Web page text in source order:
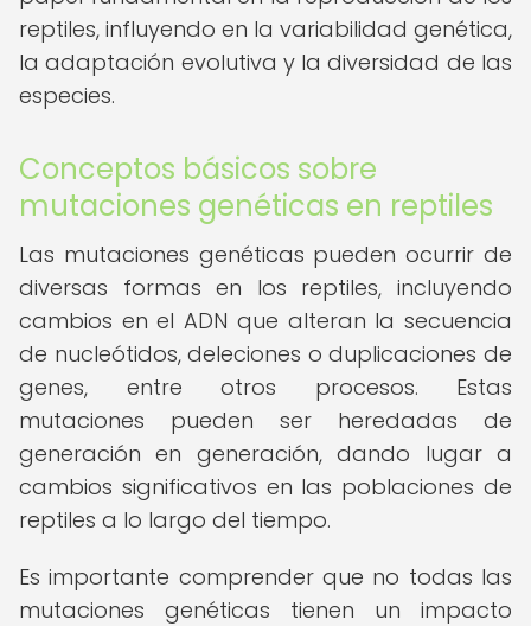
reptiles, influyendo en la variabilidad genética,
la adaptación evolutiva y la diversidad de las
especies.
Conceptos básicos sobre
mutaciones genéticas en reptiles
Las mutaciones genéticas pueden ocurrir de
diversas formas en los reptiles, incluyendo
cambios en el ADN que alteran la secuencia
de nucleótidos, deleciones o duplicaciones de
genes, entre otros procesos. Estas
mutaciones pueden ser heredadas de
generación en generación, dando lugar a
cambios significativos en las poblaciones de
reptiles a lo largo del tiempo.
Es importante comprender que no todas las
mutaciones genéticas tienen un impacto